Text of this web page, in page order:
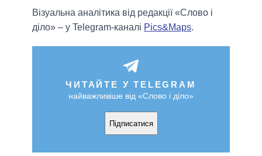
Візуальна аналітика від редакції «Слово і
діло» – у Telegram-каналі Pics&Maps.
ЧИТАЙТЕ У TELEGRAM
найважливіше від «Слово і діло»
Підписатися